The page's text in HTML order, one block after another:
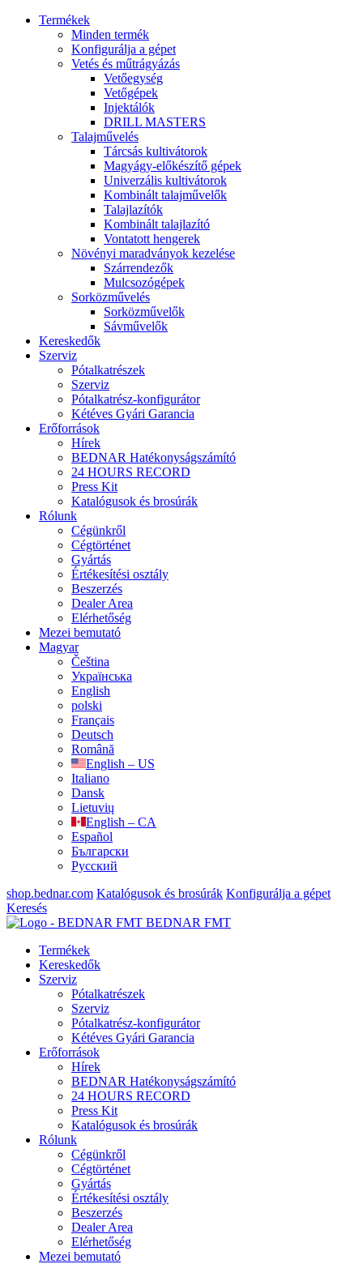
Termékek
Minden termék
Konfigurálja a gépet
Vetés és műtrágyázás
Vetőegység
Vetőgépek
Injektálók
DRILL MASTERS
Talajművelés
Tárcsás kultivátorok
Magyágy-előkészítő gépek
Univerzális kultivátorok
Kombinált talajművelők
Talajlazítók
Kombinált talajlazító
Vontatott hengerek
Növényi maradványok kezelése
Szárrendezők
Mulcsozógépek
Sorközművelés
Sorközművelők
Sávművelők
Kereskedők
Szerviz
Pótalkatrészek
Szerviz
Pótalkatrész-konfigurátor
Kétéves Gyári Garancia
Erőforrások
Hírek
BEDNAR Hatékonyságszámító
24 HOURS RECORD
Press Kit
Katalógusok és brosúrák
Rólunk
Cégünkről
Cégtörténet
Gyártás
Értékesítési osztály
Beszerzés
Dealer Area
Elérhetőség
Mezei bemutató
Magyar
Čeština
Українська
English
polski
Français
Deutsch
Română
English – US
Italiano
Dansk
Lietuvių
English – CA
Español
Български
Русский
shop.bednar.com Katalógusok és brosúrák Konfigurálja a gépet
Keresés
BEDNAR FMT
Termékek
Kereskedők
Szerviz
Pótalkatrészek
Szerviz
Pótalkatrész-konfigurátor
Kétéves Gyári Garancia
Erőforrások
Hírek
BEDNAR Hatékonyságszámító
24 HOURS RECORD
Press Kit
Katalógusok és brosúrák
Rólunk
Cégünkről
Cégtörténet
Gyártás
Értékesítési osztály
Beszerzés
Dealer Area
Elérhetőség
Mezei bemutató